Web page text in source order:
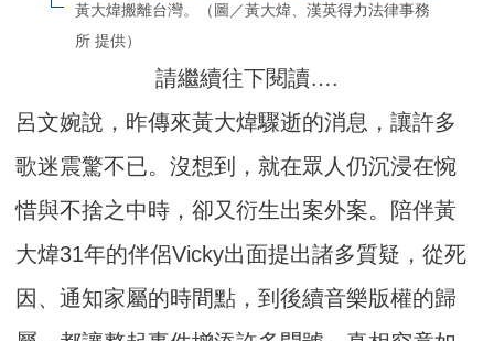
黃大煒搬離台灣。（圖／黃大煒、漢英得力法律事務
所 提供）
請繼續往下閱讀….
呂文婉說，昨傳來黃大煒驟逝的消息，讓許多
歌迷震驚不已。沒想到，就在眾人仍沉浸在惋
惜與不捨之中時，卻又衍生出案外案。陪伴黃
大煒31年的伴侶Vicky出面提出諸多質疑，從死
因、通知家屬的時間點，到後續音樂版權的歸